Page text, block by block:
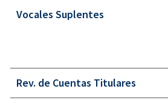
Vocales Suplentes
Rev. de Cuentas Titulares